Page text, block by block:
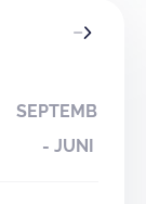
SEPTEMBER
- JUNI